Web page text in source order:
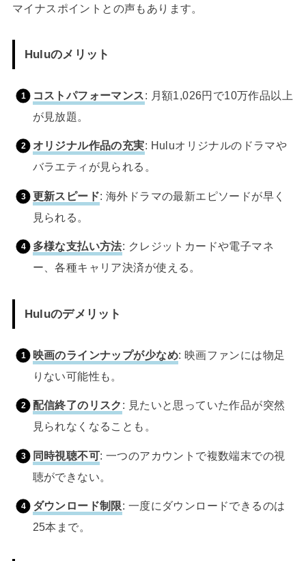
マイナスポイントとの声もあります。
Huluのメリット
コストパフォーマンス : 月額1,026円で10万作品以上
が見放題。
オリジナル作品の充実: Huluオリジナルのドラマや
バラエティが見られる。
更新スピード: 海外ドラマの最新エピソードが早く
見られる。
多様な支払い方法: クレジットカードや電子マネ
ー、各種キャリア決済が使える。
Huluのデメリット
映画のラインナップが少なめ: 映画ファンには物足
りない可能性も。
配信終了のリスク : 見たいと思っていた作品が突然
見られなくなることも。
同時視聴不可: 一つのアカウントで複数端末での視
聴ができない。
ダウンロード制限: 一度にダウンロードできるのは
25本まで。